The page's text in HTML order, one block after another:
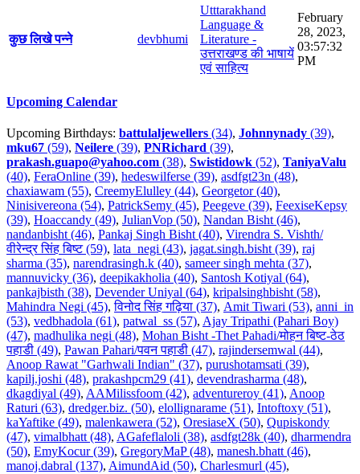
कुछ लिखे पन्ने devbhumi
Utttarakhand
Language &
Literature -
उत्तराखण्ड की भाषायें
एवं साहित्य
February
28, 2023,
03:57:32
PM
Upcoming Calendar
Upcoming Birthdays: battulaljewellers (34), Johnnynady (39),
mku67 (59), Neilere (39), PNRichard (39),
prakash.guapo@yahoo.com (38), Swistidowk (52), TaniyaValu
(40), FeraOnline (39), hedeswilferse (39), asdfgt23n (48),
chaxiawam (55), CreemyElulley (44), Georgetor (40),
Ninisivereona (54), PatrickSemy (45), Peegeve (39), FeexiseKepsy
(39), Hoaccandy (49), JulianVop (50), Nandan Bisht (46),
nandanbisht (46), Pankaj Singh Bisht (40), Virendra S. Vishth/
वीरेन्द्र सिंह बिष्ट (59), lata_negi (43), jagat.singh.bisht (39), raj
sharma (35), narendrasingh.k (40), sameer singh mehta (37),
mannuvicky (36), deepikakholia (40), Santosh Kotiyal (64),
pankajbisth (38), Devender Uniyal (64), kripalsinghbisht (58),
Mahindra Negi (45),विनोद सिंह गढ़िया (37), Amit Tiwari (53), anni_in
(53), vedbhadola (61), patwal_ss (57), Ajay Tripathi (Pahari Boy)
(47), madhulika negi (48), Mohan Bisht -Thet Pahadi/मोहन बिष्ट-ठेठ
पहाडी (49), Pawan Pahari/पवन पहाडी (47), rajindersemwal (44),
Anoop Rawat "Garhwali Indian" (37), purushotamsati (39),
kapilj.joshi (48), prakashpcm29 (41), devendrasharma (48),
dkagdiyal (49), AAMilissfoom (42), adventureroy (41), Anoop
Raturi (63), dredger.biz. (50), elollignarame (51), Intoftoxy (51),
kaYaftike (49), malenkawera (52), OresiaseX (50), Qupiskondy
(47), vimalbhatt (48), AGafeflaloli (38), asdfgt28k (40), dharmendra
(50), EmyKocur (39), GregoryMaP (48), manesh.bhatt (46),
manoj.dabral (137), AimundAid (50), Charlesmurl (45),